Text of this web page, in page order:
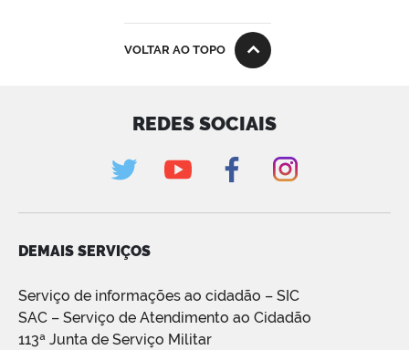
VOLTAR AO TOPO
REDES SOCIAIS
DEMAIS SERVIÇOS
Serviço de informações ao cidadão – SIC
SAC – Serviço de Atendimento ao Cidadão
113ª Junta de Serviço Militar